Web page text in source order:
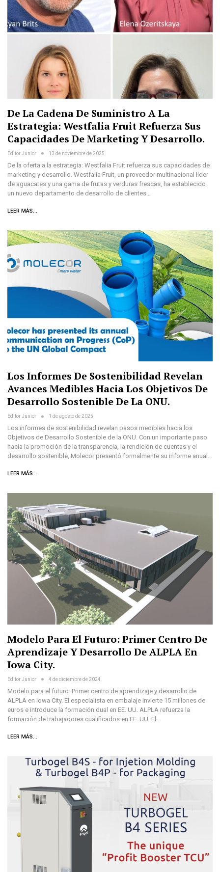
De La Cadena De Suministro A La
Estrategia: Westfalia Fruit Refuerza Sus
Capacidades De Marketing Y Desarrollo.
Editor Junior 13 de noviembre de 2025
De la oferta a la estrategia: Westfalia Fruit refuerza sus capacidades de
marketing y desarrollo. Westfalia Fruit, un proveedor multinacional líder
de aguacates y una gama de frutas y verduras frescas, ha establecido
un nuevo departamento de desarrollo de clientes…
LEER MÁS...
Los Informes De Sostenibilidad Revelan
Avances Medibles Hacia Los Objetivos De
Desarrollo Sostenible De La ONU.
Editor Junior 1 de agosto de 2025
Los informes de sostenibilidad revelan pasos medibles hacia los
Objetivos de Desarrollo Sostenible de la ONU. Con un importante paso
hacia la promoción de la transparencia, la rendición de cuentas y el
desarrollo sostenible, Molecor presentó formalmente su informe anual…
LEER MÁS...
Modelo Para El Futuro: Primer Centro De
Aprendizaje Y Desarrollo De ALPLA En
Iowa City.
Editor Junior 4 de diciembre de 2024
Modelo para el futuro: Primer centro de aprendizaje y desarrollo de
ALPLA en Iowa City. El especialista en embalaje invierte 15 millones de
euros e introduce la formación dual en EE. UU. ALPLA refuerza la
formación de trabajadores cualificados en EE. UU. El…
LEER MÁS...